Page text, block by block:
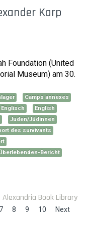
Karp
Foundation (United
Museum) am 30.
Camps annexes
Englisch
English
Juden/Jüdinnen
des survivants
Bericht
Alexandria Book Library
7 8 9 10
Next